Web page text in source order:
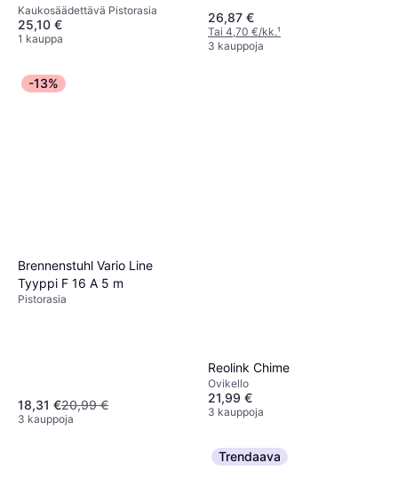
Kaukosäädettävä Pistorasia
25,10 €
1 kauppa
26,87 €
Tai 4,70 €/kk.¹
3 kauppoja
-13%
Brennenstuhl Vario Line
Tyyppi F 16 A 5 m
Pistorasia
18,31 €20,99 €
3 kauppoja
Reolink Chime
Ovikello
21,99 €
3 kauppoja
Trendaava